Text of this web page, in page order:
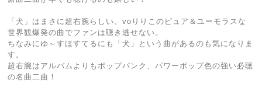
「犬」はまさに超右腕らしい、voりりこのピュア＆ユーモラスな
世界観爆発の曲でファンは聴き逃せない。
ちなみにゆ～すほすてるにも「犬」という曲があるのも気になりま
す。
超右腕はアルバムよりもポップパンク、パワーポップ色の強い必聴
の名曲二曲！